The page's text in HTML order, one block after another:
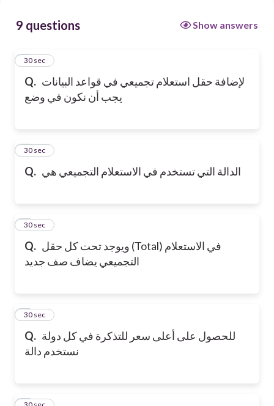
9 questions Show answers
Q. لإضافة حقل استعلام تجميعي في قواعد البيانات
يجب أن نكون في وضع
1
30 sec
Q. الدالة التي تستخدم في الاستعلام التجميعي هي
2
30 sec
Q. ويوجد تحت كل حقل (Total) في الاستعلام
التجميعي يضاف صف جديد
3
30 sec
Q. للحصول على أعلى سعر للتذكرة في كل دولة
نستخدم دالة
4
30 sec